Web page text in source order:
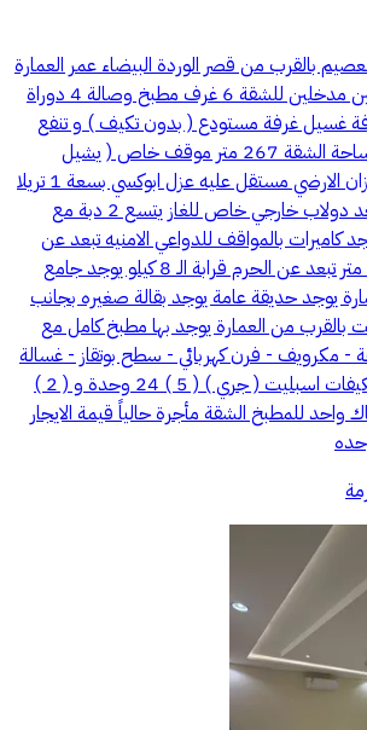
بالقرب من قصر الوردة البيضاء عمر العمارة
4 سنوات في الدور شقتين مدخلين للشقة 6 غرف مطبخ وصالة 4 دوراة
غسيل غرفة مستودع ( بدون تكيف ) و تنفع
للخادمة بالدور الاول مساحة الشقة 267 متر موقف خاص ( يشيل
سيارتين متوسطه ) الخزان الارضي مستقل عليه عزل ابوكسي بسعة 1 تريلا
خزان علوي مستقل يوجد دولاب خارجي خاص للغاز يتسع 2 دبة مع
كاميرات بالمواقف للدواعي الامنيه تبعد عن
خط السيل - مكة 700 متر تبعد عن الحرم قرابة الـ 8 كيلو يوجد جامع
يوجد حديقة عامة يوجد بقالة صغيره بجانب
بالقرب من العمارة يوجد بها مطبخ كامل مع
- مكرويف - فرن كهربائي - سطح بوتقاز - غسالة
صحون ) يوجد بها 7 مكيفات اسبليت ( جري ) ( 5 ) 24 وحدة و ( 2 )
للمطبخ الشقة مأجرة حالياً قيمة الايجار